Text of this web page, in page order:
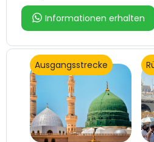
Informationen erhalten
Ausgangsstrecke